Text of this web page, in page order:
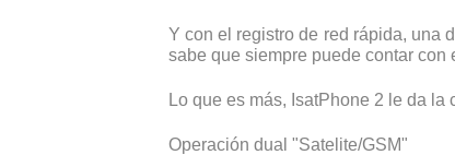
Y con el registro de red rápida, una
sabe que siempre puede contar con
Lo que es más, IsatPhone 2 le da
Operación dual "Satelite/GSM"